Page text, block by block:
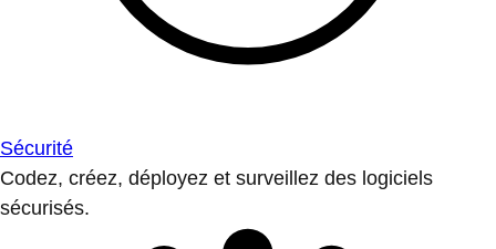
Sécurité
Codez, créez, déployez et surveillez des logiciels
sécurisés.